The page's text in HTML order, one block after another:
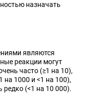
назначать
являются
реакции могут
часто (≥1 на 10),
на 1000 и <1 на 100),
редко (<1 на 10 000).